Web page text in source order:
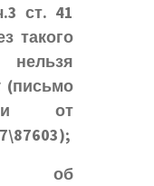
ст. 41
такого
(письмо
от
об